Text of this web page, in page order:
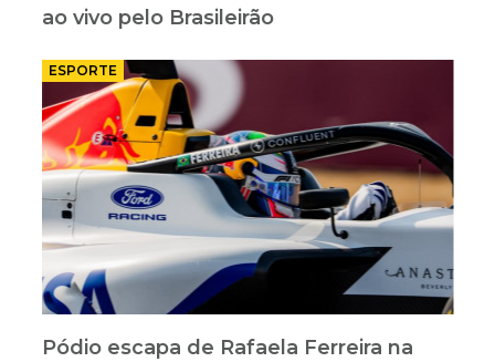
ao vivo pelo Brasileirão
ESPORTE
Pódio escapa de Rafaela Ferreira na